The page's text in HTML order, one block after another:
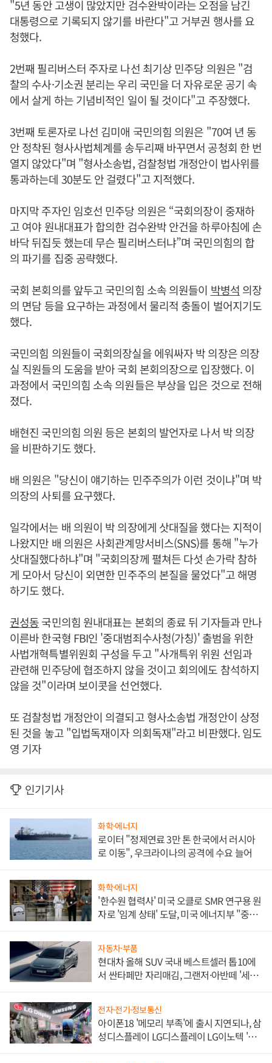
"5년 동안 고생이 많았지만 검수완박이라는 오점을 남긴
대통령으로 기록되지 않기를 바란다"고 거부권 행사를 요
청했다.
2번째 필리버스터 주자로 나선 최기상 민주당 의원은 "검
찰의 수사·기소권 분리는 우리 국민을 더 자유로운 공기 속
에서 살게 하는 기념비적인 일이 될 것이다"고 주장했다.
3번째 토론자로 나선 김미애 국민의힘 의원은 "70여 년 동
안 정착된 형사사법체계를 송두리째 바꾸면서 공청회 한 번
열지 않았다"며 "형사소송법, 검찰청법 개정안이 법사위를
통과하는데 30분도 안 걸렸다"고 지적했다.
마지막 주자인 임호선 민주당 의원은 “국회의장이 중재하
고 여야 원내대표가 합의한 검수완박 안건을 하루아침에 손
바닥 뒤집듯 했는데 무슨 필리버스터냐”며 국민의힘의 합
의 파기를 집중 공략했다.
국회 본회의를 앞두고 국민의힘 소속 의원들이 박병석 의장
의 면담 등을 요구하는 과정에서 물리적 충돌이 벌어지기도
했다.
국민의힘 의원들이 국회의장실을 에워싸자 박 의장은 의장
실 직원들의 도움을 받아 국회 본회의장으로 입장했다. 이
과정에서 국민의힘 소속 의원들은 부상을 입은 것으로 전해
졌다.
배현진 국민의힘 의원 등은 본회의 발언자로 나서 박 의장
을 비판하기도 했다.
배 의원은 "당신이 얘기하는 민주주의가 이런 것이냐"며 박
의장의 사퇴를 요구했다.
일각에서는 배 의원이 박 의장에게 삿대질을 했다는 지적이
나왔지만 배 의원은 사회관계망서비스(SNS)를 통해 "누가
삿대질했다하냐"며 "국회의장께 펼쳐든 다섯 손가락 참하
게 모아서 당신이 외면한 민주주의 본질을 물었다"고 해명
하기도 했다.
권성동국민의힘 원내대표는 본회의 종료 뒤 기자들과 만나
이른바 한국형 FBI인 '중대범죄수사청(가칭)' 출범을 위한
사법개혁특별위원회 구성을 두고 "사개특위 위원 선임과
관련해 민주당에 협조하지 않을 것이고 회의에도 참석하지
않을 것"이라며 보이콧을 선언했다.
또 검찰청법 개정안이 의결되고 형사소송법 개정안이 상정
된 것을 놓고 "입법독재이자 의회독재"라고 비판했다. 임도
영 기자
인기기사
화학·에너지
로이터 "정제연료 3만 톤 한국에서 러시아
로 이동", 우크라이나의 공격에 수요 늘어
화학·에너지
'한수원 협력사' 미국 오클로 SMR 연구용 원
자로 '임계 상태' 도달, 미국 에너지부 "중요
자동차·부품
현대차 올해 SUV 국내 베스트셀러 톱10에
서 싼타페만 자리매김, 그랜저·아반떼 '세단
전자·전기·정보통신
아이폰18 '메모리 부족'에 출시 지연되나, 삼
성디스플레이 LG디스플레이 LG이노텍 '탈